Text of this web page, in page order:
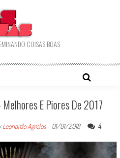
COISAS BOAS
E Piores De 2017
Leonardo Agrelos- 01/01/2018 4